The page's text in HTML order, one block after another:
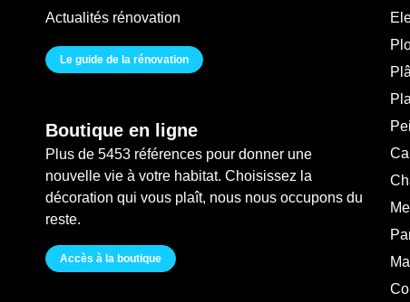
Actualités rénovation
Le guide de la rénovation
Boutique en ligne
Plus de 5453 références pour donner une
nouvelle vie à votre habitat. Choisissez la
décoration qui vous plaît, nous nous occupons du
reste.
Accès à la boutique